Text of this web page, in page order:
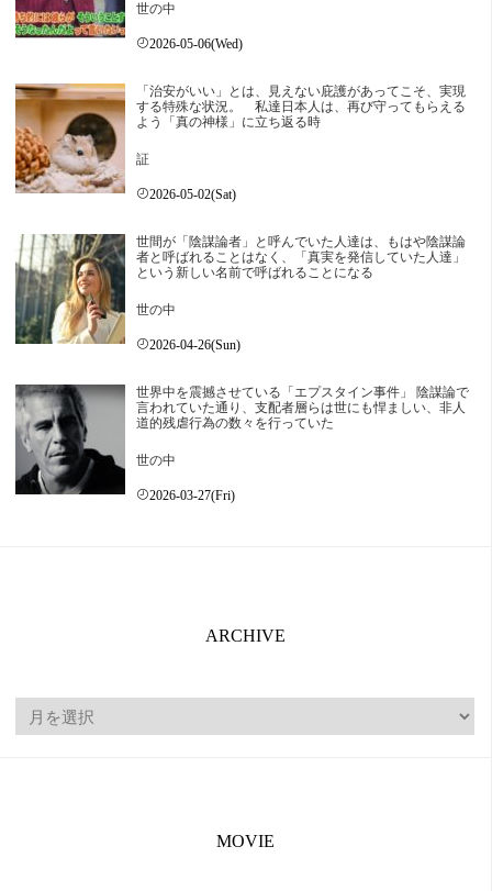
世の中
2026-05-06(Wed)
「治安がいい」とは、見えない庇護があってこそ、実現
する特殊な状況。 私達日本人は、再び守ってもらえる
よう「真の神様」に立ち返る時
証
2026-05-02(Sat)
世間が「陰謀論者」と呼んでいた人達は、もはや陰謀論
者と呼ばれることはなく、「真実を発信していた人達」
という新しい名前で呼ばれることになる
世の中
2026-04-26(Sun)
世界中を震撼させている「エプスタイン事件」 陰謀論で
言われていた通り、支配者層らは世にも悍ましい、非人
道的残虐行為の数々を行っていた
世の中
2026-03-27(Fri)
ARCHIVE
ARCHIVE
MOVIE